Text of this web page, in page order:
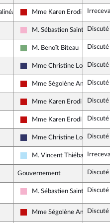
1
La France insoumise -
Mme Karen Erodi
Socialistes et apparentés
M. Sébastien Saint-Pasteur
Discuté
Écologiste et Social
M. Benoît Biteau Discuté
Rassemblement National
Mme Christine Loir Discuté
La France insoumise -
Mme Ségolène AmiotDiscuté
La France insoumise -
Mme Karen Erodi Discuté
La France insoumise -
Mme Karen Erodi Discuté
Rassemblement National
Mme Christine Loir Discuté
Horizons & Indépendants
M. Vincent Thiébaut
Gouvernement Discuté
de l'amendement
Socialistes et apparentés
M. Sébastien Saint-Pasteur
Discuté
La France insoumise -
Mme Ségolène AmiotDiscuté